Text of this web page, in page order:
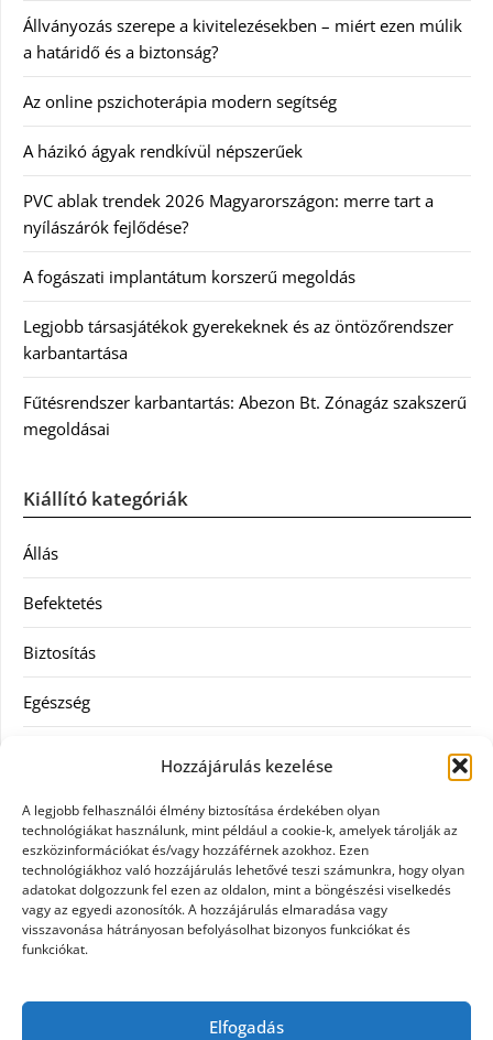
Hozzájárulás kezelése
A legjobb felhasználói élmény biztosítása érdekében olyan
technológiákat használunk, mint például a cookie-k, amelyek tárolják az
eszközinformációkat és/vagy hozzáférnek azokhoz. Ezen
technológiákhoz való hozzájárulás lehetővé teszi számunkra, hogy olyan
adatokat dolgozzunk fel ezen az oldalon, mint a böngészési viselkedés
vagy az egyedi azonosítók. A hozzájárulás elmaradása vagy
visszavonása hátrányosan befolyásolhat bizonyos funkciókat és
funkciókat.
Elfogadás
Állványozás szerepe a kivitelezésekben – miért ezen múlik
a határidő és a biztonság?
Az online pszichoterápia modern segítség
A házikó ágyak rendkívül népszerűek
PVC ablak trendek 2026 Magyarországon: merre tart a
nyílászárók fejlődése?
A fogászati implantátum korszerű megoldás
Legjobb társasjátékok gyerekeknek és az öntözőrendszer
karbantartása
Fűtésrendszer karbantartás: Abezon Bt. Zónagáz szakszerű
megoldásai
Kiállító kategóriák
Állás
Befektetés
Biztosítás
Egészség
Ingatlan
Művészetek és szórakozás
Múzeumok
Szolgáltatás
Szórakozás